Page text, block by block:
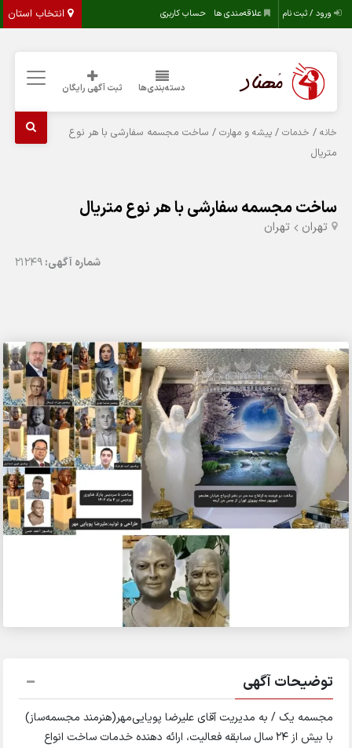
انتخاب استان ورود / ثبت نام علاقه‌مندی ها حساب کاربری
دسته‌بندی‌ها ثبت آگهی رایگان
خانه / خدمات /پیشه و مهارت / ساخت مجسمه سفارشی با هر نوع
متریال
ساخت مجسمه سفارشی با هر نوع متریال
تهران تهران
شماره آگهی:21249
توضیحات آگهی
مجسمه یک / به مدیریت آقای علیرضا پویایی‌مهر(هنرمند مجسمه‌ساز)
با بیش از 24 سال سابقه فعالیت، ارائه دهنده خدمات ساخت انواع